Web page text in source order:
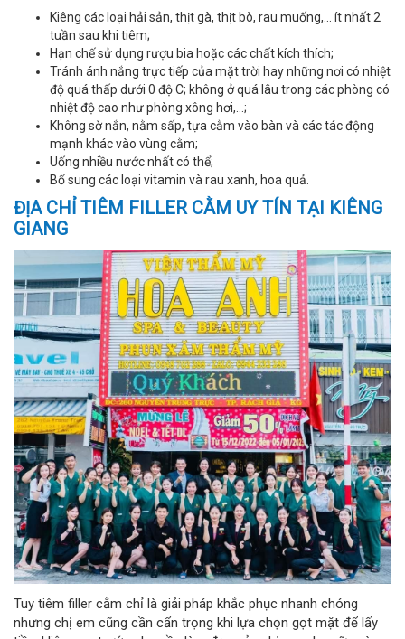
Kiêng các loại hải sản, thịt gà, thịt bò, rau muống,… ít nhất 2
tuần sau khi tiêm;
Hạn chế sử dụng rượu bia hoặc các chất kích thích;
Tránh ánh nắng trực tiếp của mặt trời hay những nơi có nhiệt
độ quá thấp dưới 0 độ C; không ở quá lâu trong các phòng có
nhiệt độ cao như phòng xông hơi,…;
Không sờ nắn, nằm sấp, tựa cằm vào bàn và các tác động
mạnh khác vào vùng cằm;
Uống nhiều nước nhất có thể;
Bổ sung các loại vitamin và rau xanh, hoa quả.
ĐỊA CHỈ TIÊM FILLER CẰM UY TÍN TẠI KIÊNG
GIANG
Tuy tiêm filler cằm chỉ là giải pháp khắc phục nhanh chóng
nhưng chị em cũng cần cẩn trọng khi lựa chọn gọt mặt để lấy